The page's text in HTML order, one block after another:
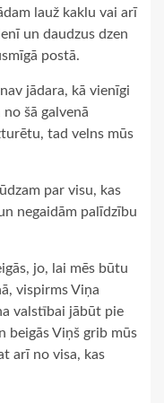
lauž kaklu vai arī
un daudzus dzen
postā.
jādara, kā vienīgi
šā galvenā
tad velns mūs
par visu, kas
negaidām palīdzību
jo, lai mēs būtu
vispirms Viņa
valstībai jābūt pie
beigās Viņš grib mūs
arī no visa, kas